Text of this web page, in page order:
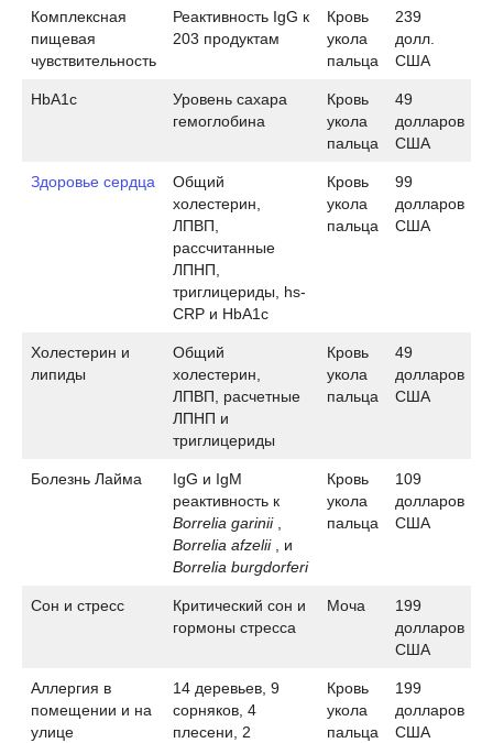
Комплексная
пищевая
чувствительность
Реактивность IgG к
203 продуктам
Кровь
укола
пальца
239
долл.
США
HbA1c
Уровень сахара
гемоглобина
Кровь
укола
пальца
49
долларов
США
Здоровье сердца
Общий
холестерин,
ЛПВП,
рассчитанные
ЛПНП,
триглицериды, hs-
CRP и HbA1c
Кровь
укола
пальца
99
долларов
США
Холестерин и
липиды
Общий
холестерин,
ЛПВП, расчетные
ЛПНП и
триглицериды
Кровь
укола
пальца
49
долларов
США
Болезнь Лайма
IgG и IgM
реактивность к
Borrelia garinii,
Borrelia afzelii, и
Borrelia burgdorferi
Кровь
укола
пальца
109
долларов
США
Сон и стресс
Критический сон и
гормоны стресса
Моча
199
долларов
США
Аллергия в
помещении и на
улице
14 деревьев, 9
сорняков, 4
плесени, 2
Кровь
укола
пальца
199
долларов
США